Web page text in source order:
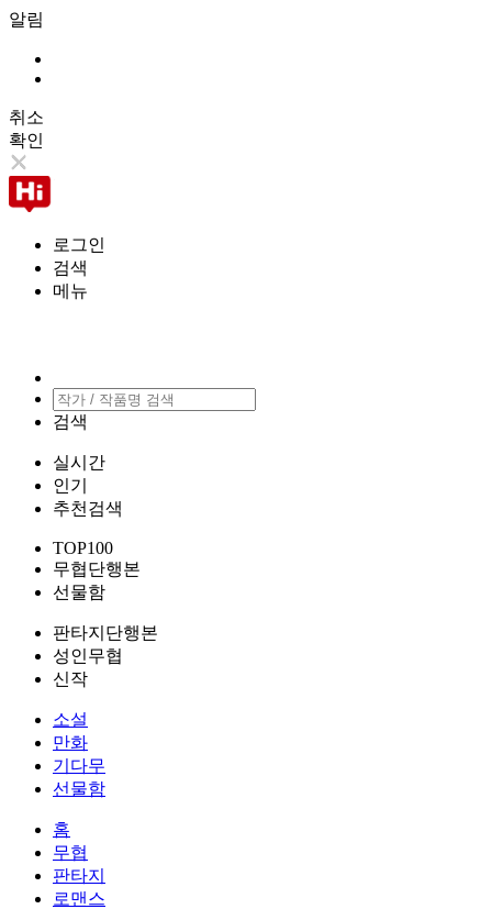
알림
취소
확인
로그인
검색
메뉴
검색
실시간
인기
추천검색
TOP100
무협단행본
선물함
판타지단행본
성인무협
신작
소설
만화
기다무
선물함
홈
무협
판타지
로맨스